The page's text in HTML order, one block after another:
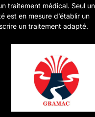
traitement médical. Seul un
est en mesure d’établir un
un traitement adapté.